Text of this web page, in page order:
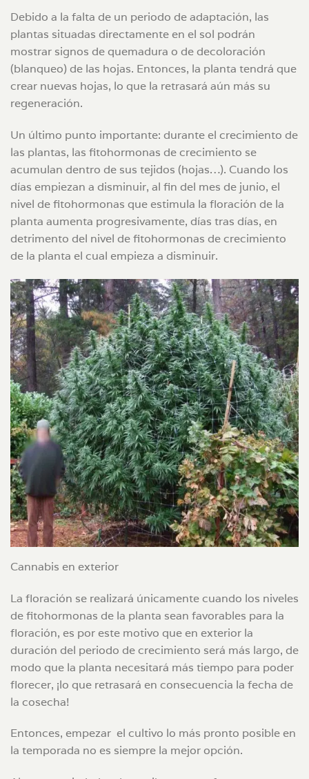
Debido a la falta de un periodo de adaptación, las
plantas situadas directamente en el sol podrán
mostrar signos de quemadura o de decoloración
(blanqueo) de las hojas. Entonces, la planta tendrá que
crear nuevas hojas, lo que la retrasará aún más su
regeneración.
Un último punto importante: durante el crecimiento de
las plantas, las fitohormonas de crecimiento se
acumulan dentro de sus tejidos (hojas…). Cuando los
días empiezan a disminuir, al fin del mes de junio, el
nivel de fitohormonas que estimula la floración de la
planta aumenta progresivamente, días tras días, en
detrimento del nivel de fitohormonas de crecimiento
de la planta el cual empieza a disminuir.
Cannabis en exterior
La floración se realizará únicamente cuando los niveles
de fitohormonas de la planta sean favorables para la
floración, es por este motivo que en exterior la
duración del periodo de crecimiento será más largo, de
modo que la planta necesitará más tiempo para poder
florecer, ¡lo que retrasará en consecuencia la fecha de
la cosecha!
Entonces, empezar el cultivo lo más pronto posible en
la temporada no es siempre la mejor opción.